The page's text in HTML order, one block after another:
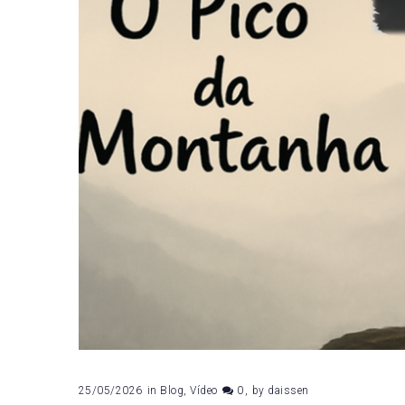
25/05/2026 in Blog,Vídeo 0 by daissen